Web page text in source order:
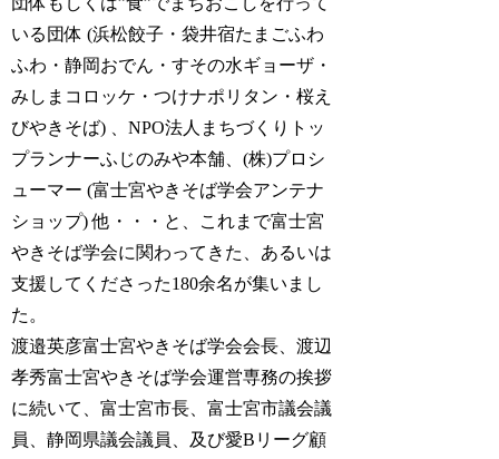
いる団体 (浜松餃子・袋井宿たまごふわ
ふわ・静岡おでん・すその水ギョーザ・
みしまコロッケ・つけナポリタン・桜え
びやきそば) 、NPO法人まちづくりトッ
プランナーふじのみや本舗、(株)プロシ
ューマー (富士宮やきそば学会アンテナ
ショップ) 他・・・と、これまで富士宮
やきそば学会に関わってきた、あるいは
支援してくださった180余名が集いまし
た。
渡邉英彦富士宮やきそば学会会長、渡辺
孝秀富士宮やきそば学会運営専務の挨拶
に続いて、富士宮市長、富士宮市議会議
員、静岡県議会議員、及び愛Bリーグ顧